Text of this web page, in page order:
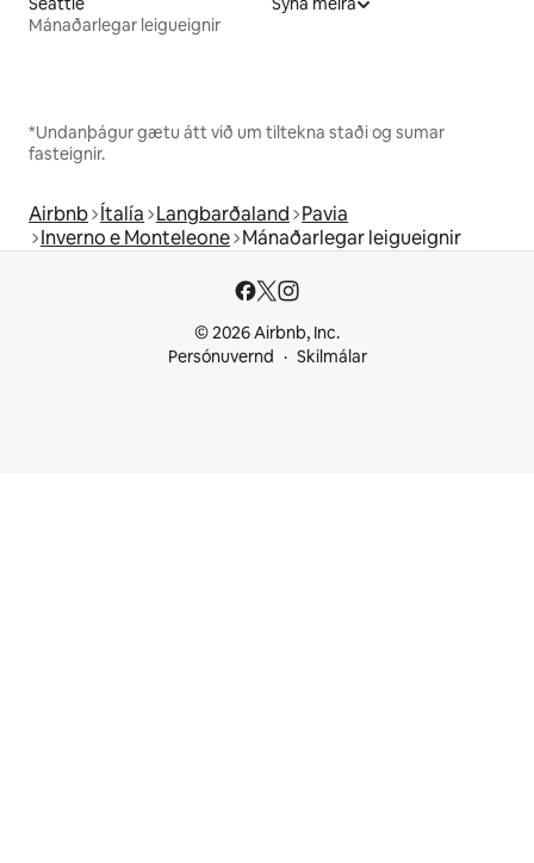
Mánaðarlegar leigueignir
*Undanþágur gætu átt við um tiltekna staði og sumar
fasteignir.
Airbnb Ítalía Langbarðaland Pavia
Inverno e Monteleone Mánaðarlegar leigueignir
© 2026 Airbnb, Inc.
Persónuvernd
Skilmálar